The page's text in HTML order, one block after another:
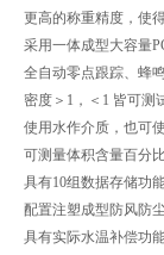
更高的称重精度，使
采用一体成型大容量
全自动零点跟踪、蜂
密度＞1，＜1 皆可测
使用水作介质，也可
可测量体积含量百分
具有10组数据存储功
配置注塑成型防风防
具有实际水温补偿功